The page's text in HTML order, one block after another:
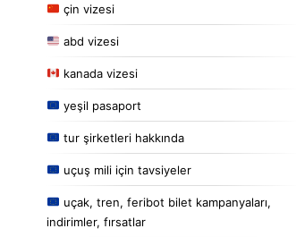
çin vizesi
abd vizesi
kanada vizesi
yeşil pasaport
tur şirketleri hakkında
uçuş mili için tavsiyeler
uçak, tren, feribot bilet kampanyaları,
indirimler, fırsatlar